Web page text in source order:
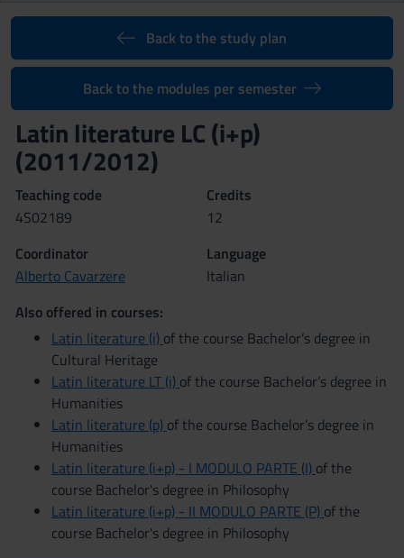
Back to the study plan
Back to the modules per semester
Latin literature LC (i+p)
(2011/2012)
Teaching code
4S02189
Credits
12
Coordinator
Alberto Cavarzere
Language
Italian
Also offered in courses:
Latin literature (i) of the course Bachelor’s degree in
Cultural Heritage
Latin literature LT (i) of the course Bachelor’s degree in
Humanities
Latin literature (p) of the course Bachelor’s degree in
Humanities
Latin literature (i+p) - I MODULO PARTE (I) of the
course Bachelor's degree in Philosophy
Latin literature (i+p) - II MODULO PARTE (P) of the
course Bachelor's degree in Philosophy